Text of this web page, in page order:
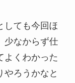
しても今回ほ
少なからず仕
よくわかった
やろうかなと